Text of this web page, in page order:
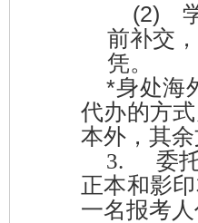
(2)
前补交
凭。
*身处海
代办的方
本外，其
3.
委
正本和影
一名报考